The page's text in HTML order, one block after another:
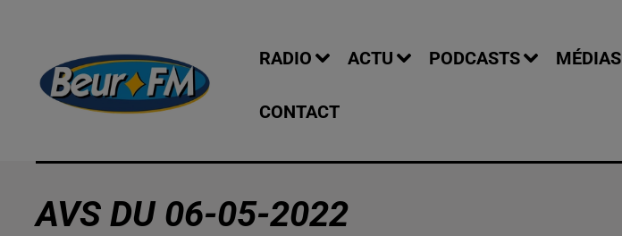
RADIO ACTU PODCASTS MÉDIAS
CONTACT
AVS DU 06-05-2022